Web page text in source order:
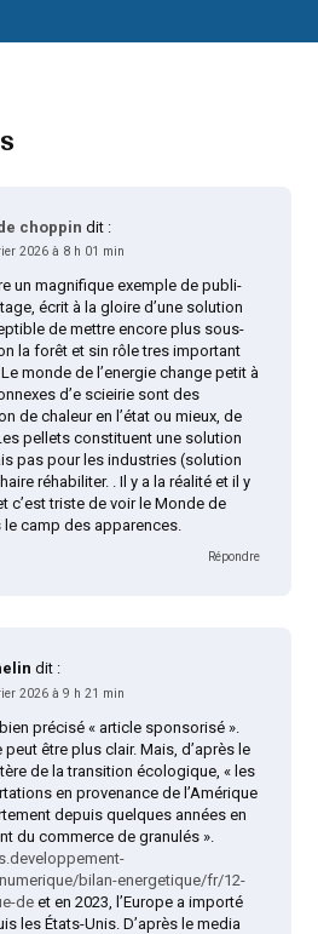
choppin dit :
2026 à 8 h 01 min
un magnifique exemple de publi-
écrit à la gloire d’une solution
de mettre encore plus sous-
la forêt et sin rôle tres important
monde de l’energie change petit à
d’e scieirie sont des
de chaleur en l’état ou mieux, de
pellets constituent une solution
pas pour les industries (solution
réhabiliter. . Il y a la réalité et il y
c’est triste de voir le Monde de
le camp des apparences.
Répondre
dit :
2026 à 9 h 21 min
précisé « article sponsorisé ».
peut être plus clair. Mais, d’après le
de la transition écologique, « les
en provenance de l’Amérique
depuis quelques années en
du commerce de granulés ».
bilan-energetique/fr/12-
de et en 2023, l’Europe a importé
les États-Unis. D’après le media